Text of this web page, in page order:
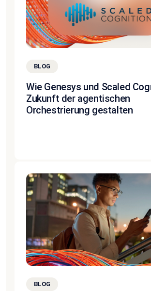
BLOG
Wie Genesys und Scaled
Zukunft der agentischen
Orchestrierung gestalten
BLOG